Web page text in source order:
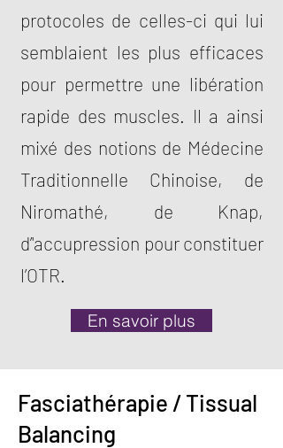
protocoles de celles-ci qui lui
semblaient les plus efficaces
pour permettre une libération
rapide des muscles. Il a ainsi
mixé des notions de Médecine
Traditionnelle Chinoise, de
Niromathé, de Knap,
d’'accupression pour constituer
l’OTR.
En savoir plus
Fasciathérapie / Tissual
Balancing